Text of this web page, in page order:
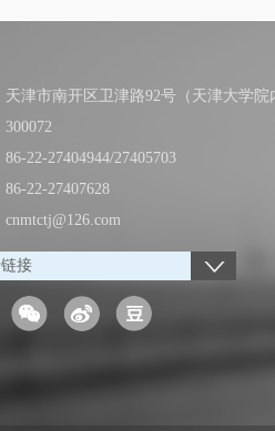
天津市南开区卫津路92号（天津大学院
22-27404944/27405703
22-27407628
cnmtctj@126.com
接